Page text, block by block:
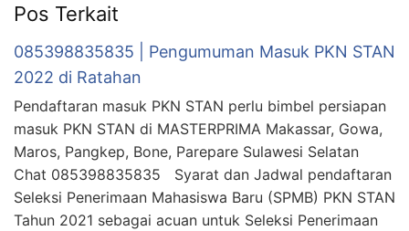
Pos Terkait
085398835835 | Pengumuman Masuk PKN STAN
2022 di Ratahan
Pendaftaran masuk PKN STAN perlu bimbel persiapan
masuk PKN STAN di MASTERPRIMA Makassar, Gowa,
Maros, Pangkep, Bone, Parepare Sulawesi Selatan
Chat 085398835835 Syarat dan Jadwal pendaftaran
Seleksi Penerimaan Mahasiswa Baru (SPMB) PKN STAN
Tahun 2021 sebagai acuan untuk Seleksi Penerimaan